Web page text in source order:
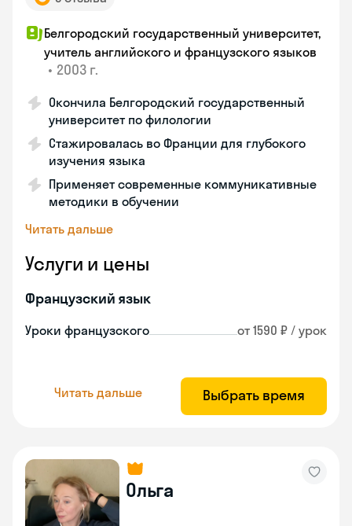
Белгородский государственный университет,
учитель английского и французского языков
• 2003 г.
Окончила Белгородский государственный
университет по филологии
Стажировалась во Франции для глубокого
изучения языка
Применяет современные коммуникативные
методики в обучении
Читать дальше
Услуги и цены
Французский язык
Уроки французского от 1590 ₽ / урок
Читать дальше Выбрать время
Ольга